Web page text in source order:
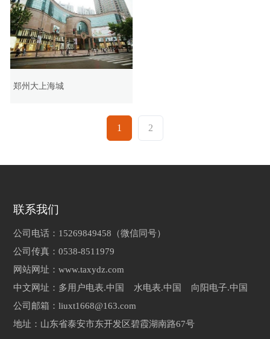
郑州大上海城
1 2
联系我们
公司电话：15269849458（微信同号）
公司传真：0538-8511979
网站网址：www.taxydz.com
中文网址：多用户电表.中国 水电表.中国 向阳电子.中国
公司邮箱：liuxt1668@163.com
地址：山东省泰安市东开发区碧霞湖南路67号